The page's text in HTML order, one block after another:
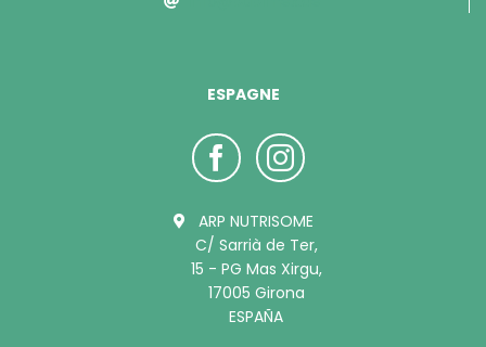
ESPAGNE
ARP NUTRISOME
C/ Sarrià de Ter,
15 - PG Mas Xirgu,
17005 Girona
ESPAÑA